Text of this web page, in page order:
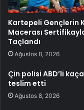
Kartepeli Gençlerin
Macerası
Taçlandı
Ağustos 8, 2026
Çin polisi ABD’li
teslim etti
Ağustos 8, 2026